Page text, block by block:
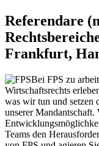
Referendare
Frankfurt,
Bei FPS zu
Wirtschaftsrechts
was wir tun und setzen
unserer
Teams den